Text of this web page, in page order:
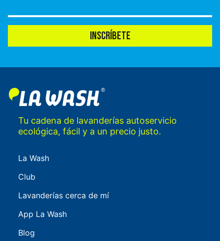
INSCRÍBETE
Tu cadena de lavanderías autoservicio
ecológica, fácil y a un precio justo.
La Wash
Club
Lavanderías cerca de mí
App La Wash
Blog